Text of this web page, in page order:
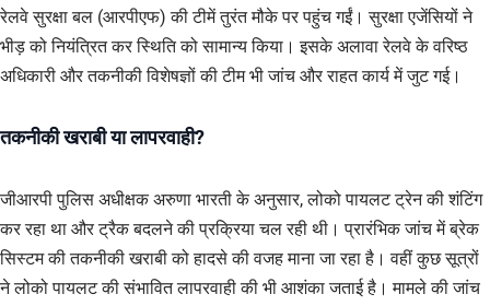
रेलवे सुरक्षा बल (आरपीएफ) की टीमें तुरंत मौके पर पहुंच गईं। सुरक्षा एजेंसियों ने
भीड़ को नियंत्रित कर स्थिति को सामान्य किया। इसके अलावा रेलवे के वरिष्ठ
अधिकारी और तकनीकी विशेषज्ञों की टीम भी जांच और राहत कार्य में जुट गई।
तकनीकी खराबी या लापरवाही?
जीआरपी पुलिस अधीक्षक अरुणा भारती के अनुसार, लोको पायलट ट्रेन की शंटिंग
कर रहा था और ट्रैक बदलने की प्रक्रिया चल रही थी। प्रारंभिक जांच में ब्रेक
सिस्टम की तकनीकी खराबी को हादसे की वजह माना जा रहा है। वहीं कुछ सूत्रों
ने लोको पायलट की संभावित लापरवाही की भी आशंका जताई है। मामले की जांच